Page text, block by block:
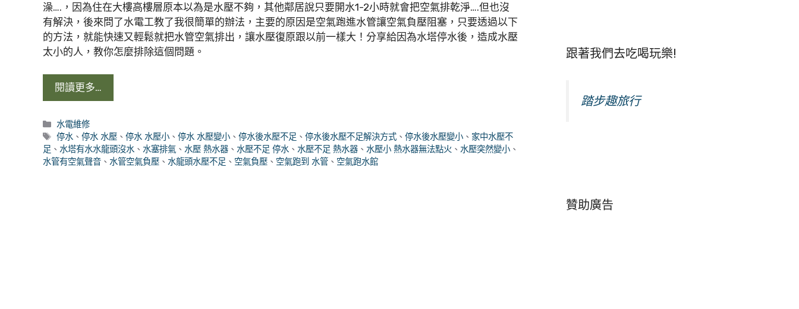
澡….，因為住在大樓高樓層原本以為是水壓不夠，其他鄰居說只要開水1-2小時就會把空氣排乾淨….但也沒
有解決，後來問了水電工教了我很簡單的辦法，主要的原因是空氣跑進水管讓空氣負壓阻塞，只要透過以下
的方法，就能快速又輕鬆就把水管空氣排出，讓水壓復原跟以前一樣大！分享給因為水塔停水後，造成水壓
太小的人，教你怎麼排除這個問題。
閱讀更多…
分
類
水電維修
標
籤
停水 、停水 水壓 、停水 水壓小 、停水 水壓變小 、停水後水壓不足 、停水後水壓不足解決方式 、停水後水壓變小 、 家中水壓不
足 、 水塔有水水龍頭沒水 、 水塞排氣 、 水壓 熱水器 、 水壓不足 停水 、 水壓不足 熱水器 、 水壓小 熱水器無法點火 、 水壓突然變小 、
水管有空氣聲音 、 水管空氣負壓 、 水龍頭水壓不足 、 空氣負壓 、 空氣跑到 水管 、 空氣跑水館
跟著我們去吃喝玩樂!
踏步趣旅行
贊助廣告